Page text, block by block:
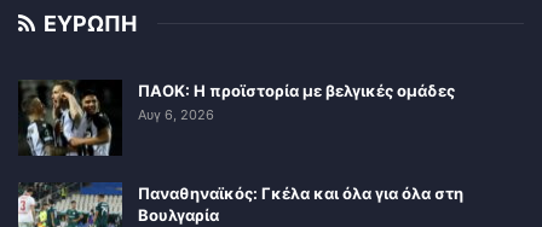
ΕΥΡΩΠΗ
ΠΑΟΚ: Η προϊστορία με βελγικές ομάδες
Αυγ 6, 2026
Παναθηναϊκός: Γκέλα και όλα για όλα στη
Βουλγαρία